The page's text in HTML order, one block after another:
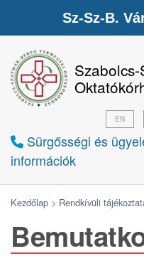
Sürgősségi és
információk
EN
Kezdőlap > Rendkívüli
Sz-Sz-B.